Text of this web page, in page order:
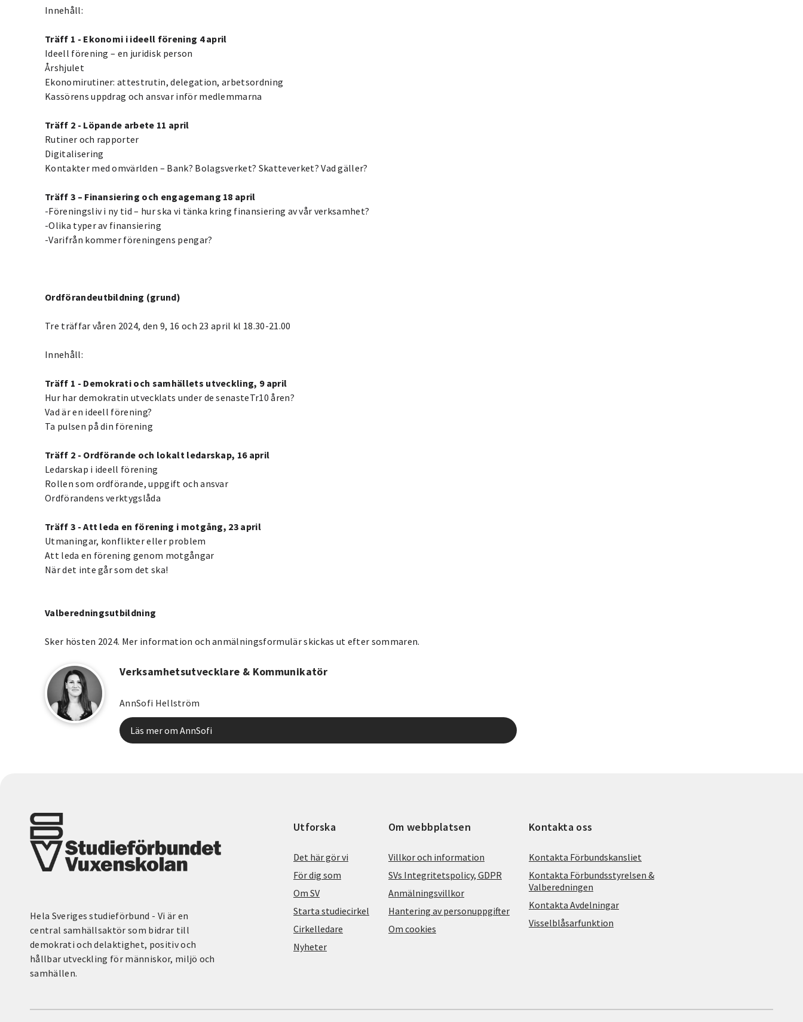
Innehåll:
Träff 1 - Ekonomi i ideell förening 4 april
Ideell förening – en juridisk person
Årshjulet
Ekonomirutiner: attestrutin, delegation, arbetsordning
Kassörens uppdrag och ansvar inför medlemmarna
Träff 2 - Löpande arbete 11 april
Rutiner och rapporter
Digitalisering
Kontakter med omvärlden – Bank? Bolagsverket? Skatteverket? Vad gäller?
Träff 3 – Finansiering och engagemang 18 april
-Föreningsliv i ny tid – hur ska vi tänka kring finansiering av vår verksamhet?
-Olika typer av finansiering
-Varifrån kommer föreningens pengar?
Ordförandeutbildning (grund)
Tre träffar våren 2024, den 9, 16 och 23 april kl 18.30-21.00
Innehåll:
Träff 1 - Demokrati och samhällets utveckling, 9 april
Hur har demokratin utvecklats under de senasteTr10 åren?
Vad är en ideell förening?
Ta pulsen på din förening
Träff 2 - Ordförande och lokalt ledarskap, 16 april
Ledarskap i ideell förening
Rollen som ordförande, uppgift och ansvar
Ordförandens verktygslåda
Träff 3 - Att leda en förening i motgång, 23 april
Utmaningar, konflikter eller problem
Att leda en förening genom motgångar
När det inte går som det ska!
Valberedningsutbildning
Sker hösten 2024. Mer information och anmälningsformulär skickas ut efter sommaren.
Verksamhetsutvecklare & Kommunikatör
AnnSofi Hellström
Läs mer om AnnSofi
Hela Sveriges studieförbund - Vi är en
central samhällsaktör som bidrar till
demokrati och delaktighet, positiv och
hållbar utveckling för människor, miljö och
samhällen.
Utforska
Det här gör vi
För dig som
Om SV
Starta studiecirkel
Cirkelledare
Nyheter
Om webbplatsen
Villkor och information
SVs Integritetspolicy, GDPR
Anmälningsvillkor
Hantering av personuppgifter
Om cookies
Kontakta oss
Kontakta Förbundskansliet
Kontakta Förbundsstyrelsen &
Valberedningen
Kontakta Avdelningar
Visselblåsarfunktion